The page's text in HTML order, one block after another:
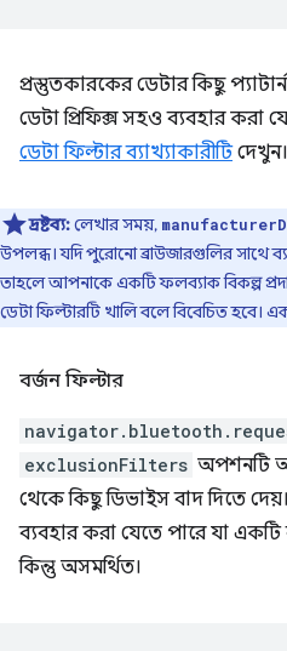
প্রস্তুতকারকের ডেটার কিছু
ডেটা প্রিফিক্স সহও ব্যবহার করা
ডেটা ফিল্টার ব্যাখ্যাকারীটিদেখুন।
দ্রষ্টব্য:লেখার সময়,
উপলব্ধ। যদি পুরোনো ব্রাউজারগুলির সাথে
তাহলে আপনাকে একটি ফলব্যাক বিকল্প
ডেটা ফিল্টারটি খালি বলে বিবেচিত হবে।
বর্জন ফিল্টার
exclusionFilters অপশনটি
থেকে কিছু ডিভাইস বাদ দিতে
ব্যবহার করা যেতে পারে যা একটি
কিন্তু অসমর্থিত।